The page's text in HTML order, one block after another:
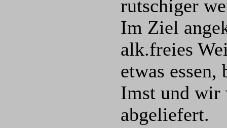
rutschiger
Im Ziel
alk.freies
etwas
Imst und wir
abgeliefert.